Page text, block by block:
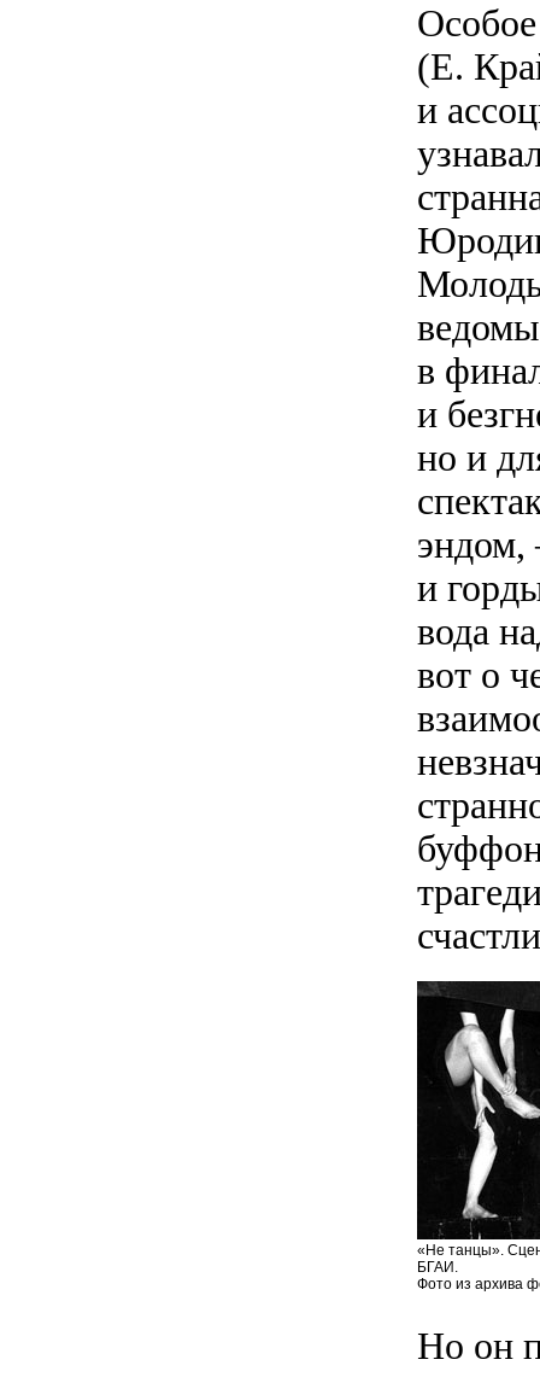
(Е.
и
в
и
но и
эндом,
и
вода
вот о
«Не танцы».
БГАИ.
Фото из архива
Но он